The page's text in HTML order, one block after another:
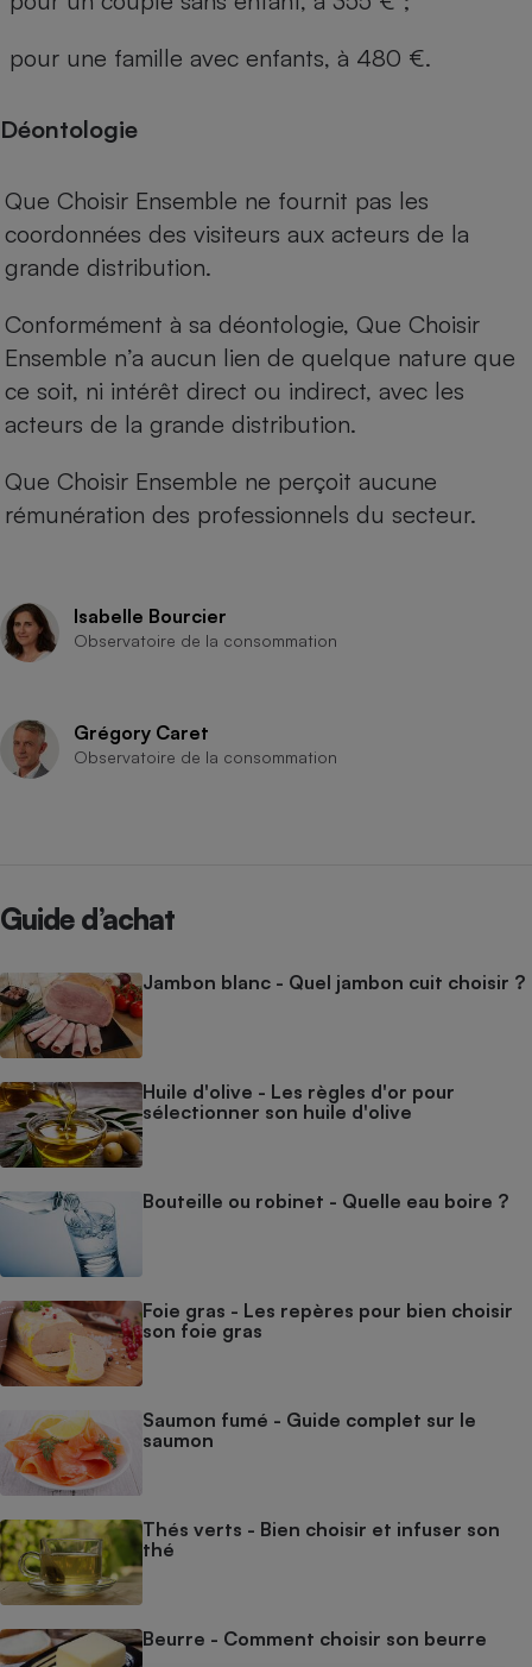
pour une famille avec enfants, à 480 €.
Déontologie
Que Choisir Ensemble ne fournit pas les
coordonnées des visiteurs aux acteurs de la
grande distribution.
Conformément à sa déontologie, Que Choisir
Ensemble n’a aucun lien de quelque nature que
ce soit, ni intérêt direct ou indirect, avec les
acteurs de la grande distribution.
Que Choisir Ensemble ne perçoit aucune
rémunération des professionnels du secteur.
Isabelle Bourcier
Observatoire de la consommation
Grégory Caret
Observatoire de la consommation
Guide d’achat
Jambon blanc - Quel jambon cuit choisir ?
Huile d'olive - Les règles d'or pour
sélectionner son huile d'olive
Bouteille ou robinet - Quelle eau boire ?
Foie gras - Les repères pour bien choisir
son foie gras
Saumon fumé - Guide complet sur le
saumon
Thés verts - Bien choisir et infuser son
thé
Beurre - Comment choisir son beurre